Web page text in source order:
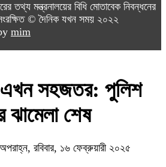
তথ্য মন্ত্রনালয়ের বিধি মোতাবেক নিবন্ধনের
© দৈনিক যখন সময় ২০২২
mim
এখন সহজতর: পুলিশ
ঝামেলা শেষ
রবিবার, ১৬ ফেব্রুয়ারী ২০২৫